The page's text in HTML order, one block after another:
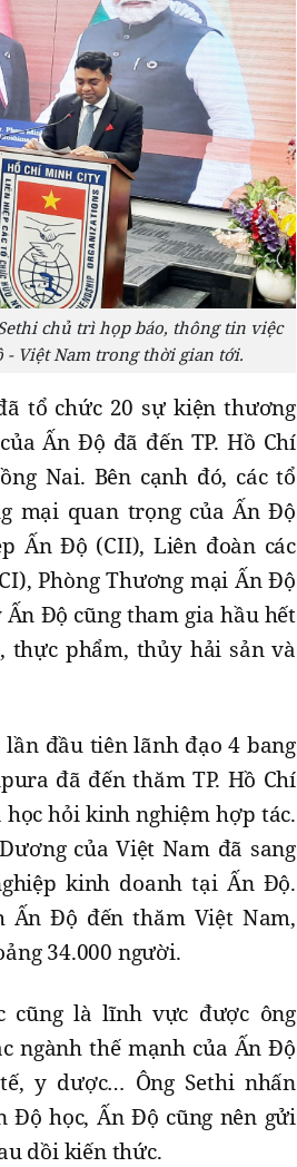
chủ trì họp báo, thông tin việc
- Việt Nam trong thời gian tới.
tổ chức 20 sự kiện thương
Ấn Độ đã đến TP. Hồ Chí
Nai. Bên cạnh đó, các tổ
mại quan trọng của Ấn Độ
Ấn Độ (CII), Liên đoàn các
Phòng Thương mại Ấn Độ
Ấn Độ cũng tham gia hầu hết
thực phẩm, thủy hải sản và
đầu tiên lãnh đạo 4 bang
đã đến thăm TP. Hồ Chí
hỏi kinh nghiệm hợp tác.
của Việt Nam đã sang
kinh doanh tại Ấn Độ.
Ấn Độ đến thăm Việt Nam,
34.000 người.
cũng là lĩnh vực được ông
ngành thế mạnh của Ấn Độ
y dược… Ông Sethi nhấn
Độ học, Ấn Độ cũng nên gửi
dồi kiến thức.